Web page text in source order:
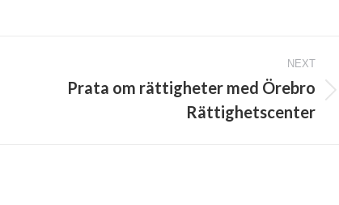
NEXT
Prata om rättigheter med Örebro
Rättighetscenter